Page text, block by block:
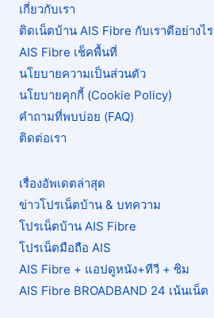
เกี่ยวกับเรา
ติดเน็ตบ้าน AIS Fibre กับเราดีอย่างไร
AIS Fibre เช็คพื้นที่
นโยบายความเป็นส่วนตัว
นโยบายคุกกี้ (Cookie Policy)
คำถามที่พบบ่อย (FAQ)
ติดต่อเรา
เรื่องอัพเดตล่าสุด
ข่าวโปรเน็ตบ้าน & บทความ
โปรเน็ตบ้าน AIS Fibre
โปรเน็ตมือถือ AIS
AIS Fibre + แอปดูหนัง+ทีวี + ซิม
AIS Fibre BROADBAND 24 เน้นเน็ต